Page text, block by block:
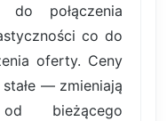
połączenia
co do
oferty. Ceny
— zmieniają
bieżącego